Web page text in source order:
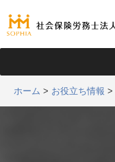
ホーム > お役立ち情報 >